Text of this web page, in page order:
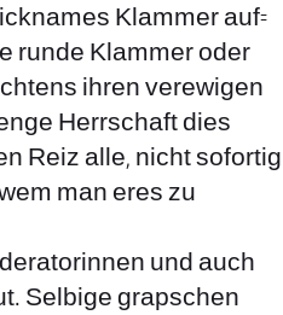
Klammer auf=
runde Klammer oder
ihren verewigen
Herrschaft dies
Reiz alle, nicht sofortig
man eres zu
und auch
Selbige grapschen